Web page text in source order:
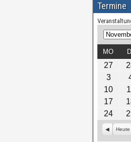
Termine
M
o
n
a
J
a
h
r
MO DI
27
3
10
17
24
Z
Heute